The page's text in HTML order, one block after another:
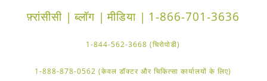
फ़्रांसीसी | ब्लॉग | मीडिया | 1-866-701-3636
1-844-562-3668 (चिरोपोडी)
1-888-878-0562 (केवल डॉक्टर और चिकित्सा कार्यालयों के लिए)